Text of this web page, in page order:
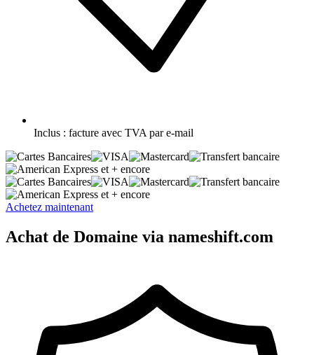
Inclus : facture avec TVA par e-mail
et + encore
et + encore
Achetez maintenant
Achat de Domaine via nameshift.com